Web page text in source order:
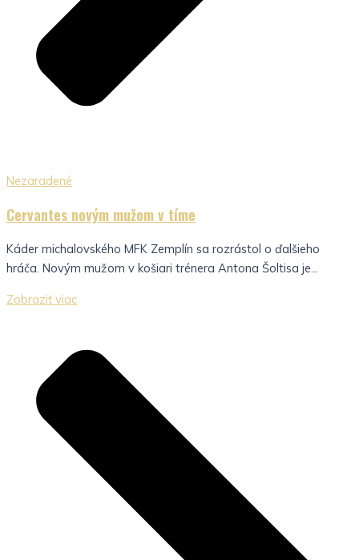
Nezaradené
Cervantes novým mužom v tíme
Káder michalovského MFK Zemplín sa rozrástol o ďalšieho
hráča. Novým mužom v košiari trénera Antona Šoltisa je...
Zobraziť viac